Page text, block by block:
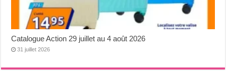
Catalogue Action 29 juillet au 4 août 2026
31 juillet 2026